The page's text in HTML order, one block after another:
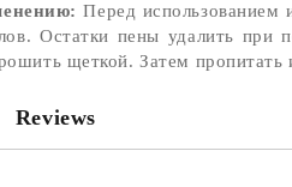
Перед использованием
Остатки пены удалить
щеткой. Затем
Reviews